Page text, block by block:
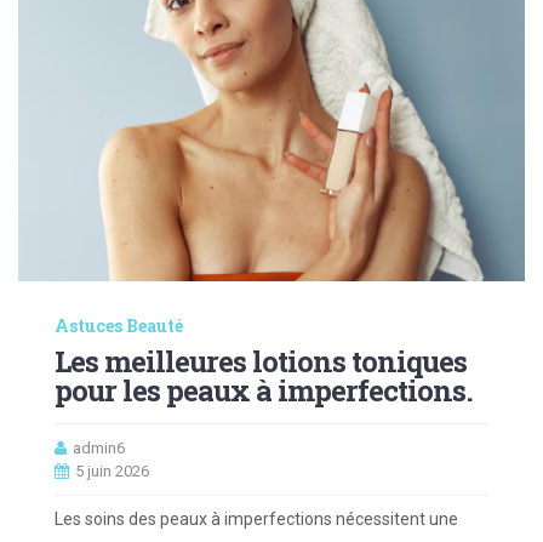
Astuces Beauté
Les meilleures lotions toniques
pour les peaux à imperfections.
admin6
5 juin 2026
Les soins des peaux à imperfections nécessitent une